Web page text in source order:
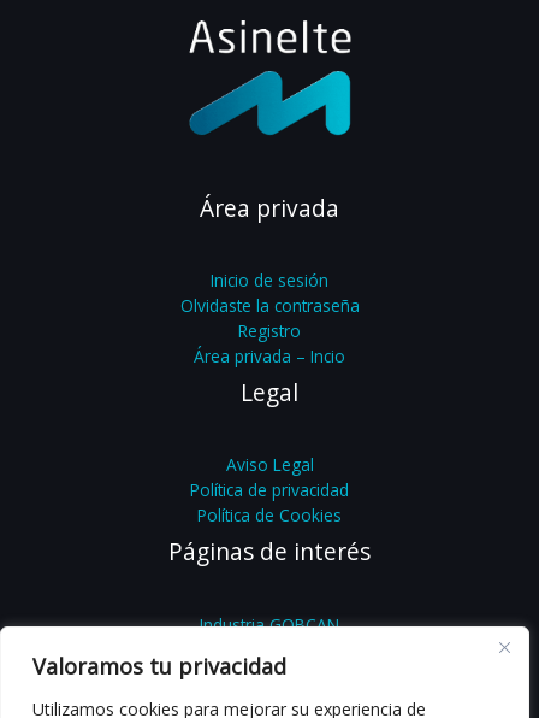
Valoramos tu privacidad
Utilizamos cookies para mejorar su experiencia de
Área privada
Inicio de sesión
Olvidaste la contraseña
Registro
Área privada – Incio
Legal
Aviso Legal
Política de privacidad
Política de Cookies
Páginas de interés
Industria GOBCAN
Feníe Energía
Femete